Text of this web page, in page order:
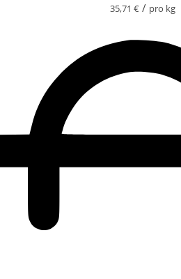
35,71 € / pro kg